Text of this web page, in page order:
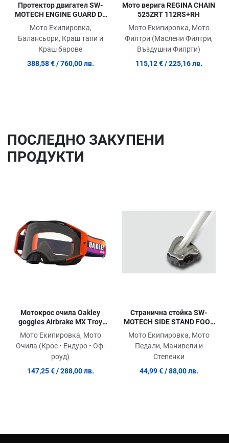
Протектор двигател SW-
MOTECH ENGINE GUARD DL
1050 ABS
Мото Екипировка,
Балансьори, Краш тапи и
Краш барове
388,58 € / 760,00 лв.
Мото верига REGINA CHAIN
525ZRT 112RS+RH
Мото Екипировка, Мото
Филтри (Маслени Филтри,
Въздушни Филрти)
115,12 € / 225,16 лв.
ПОСЛЕДНO ЗАКУПЕНИ
ПРОДУКТИ
Мотокрос очила Oakley
goggles Airbrake MX Troy
Lee Designs Navy Sunrise
Clear
Мото Екипировка, Мото
Очила (Крос • Ендуро • Оф-
роуд)
147,25 € / 288,00 лв.
Странична стойка SW-
MOTECH SIDE STAND FOOT
EXT MT-10 ABS 21
Мото Екипировка, Мото
Педали, Манивели и
Степенки
44,99 € / 88,00 лв.